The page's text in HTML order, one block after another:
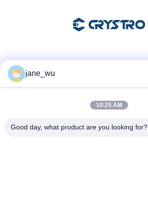
Contatto rapido
Telefono
jane_wu
10:25 AM
Good day, what product are you looking for?